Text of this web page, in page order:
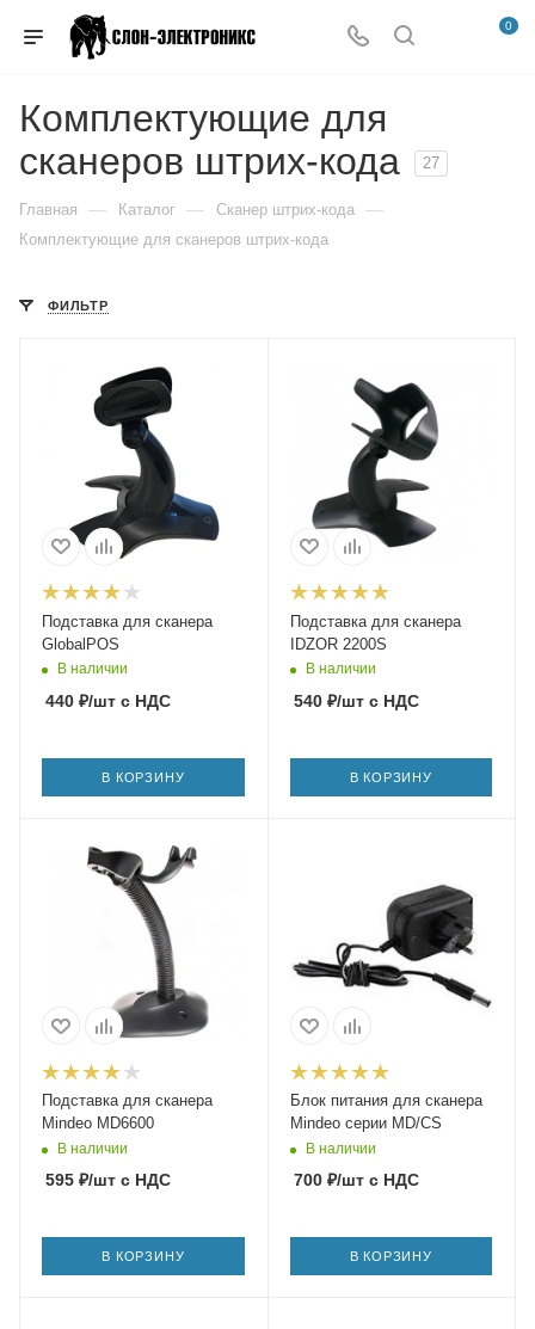
0
Комплектующие для
сканеров штрих-кода
27
Главная — Каталог — Сканер штрих-кода —
Комплектующие для сканеров штрих-кода
ФИЛЬТР
Подставка для сканера
GlobalPOS
В наличии
440 ₽/шт с НДС
В КОРЗИНУ
Подставка для сканера
IDZOR 2200S
В наличии
540₽/штс НДС
В КОРЗИНУ
Подставка для сканера
Mindeo MD6600
В наличии
595 ₽/шт с НДС
В КОРЗИНУ
Блок питания для сканера
Mindeo серии MD/CS
В наличии
700₽/штс НДС
В КОРЗИНУ